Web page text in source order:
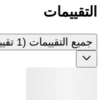
التقييمات
جميع التقييمات (1 تقييم)